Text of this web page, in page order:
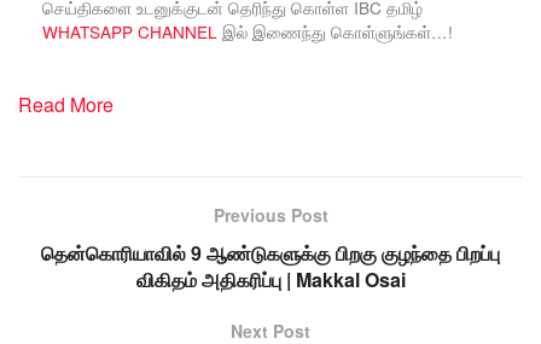
செய்திகளை உடனுக்குடன் தெரிந்து கொள்ள IBC தமிழ்
WHATSAPP CHANNEL இல் இணைந்து கொள்ளுங்கள்…!
Read More
Previous Post
தென்கொரியாவில் 9 ஆண்டுகளுக்கு பிறகு குழந்தை பிறப்பு
விகிதம் அதிகரிப்பு | Makkal Osai
Next Post